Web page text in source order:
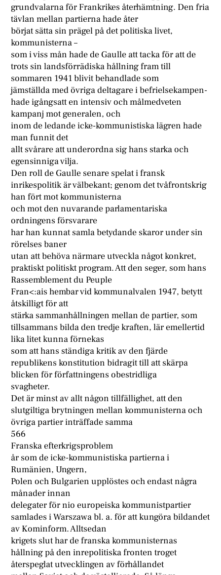
grundvalarna för Frankrikes återhämtning. Den fria
tävlan mellan partierna hade åter
börjat sätta sin prägel på det politiska livet,
kommunisterna –
som i viss mån hade de Gaulle att tacka för att de
trots sin landsförrädiska hållning fram till
sommaren 1941 blivit behandlade som
jämställda med övriga deltagare i befrielsekampen-
hade igångsatt en intensiv och målmedveten
kampanj mot generalen, och
inom de ledande icke-kommunistiska lägren hade
man funnit det
allt svårare att underordna sig hans starka och
egensinniga vilja.
Den roll de Gaulle senare spelat i fransk
inrikespolitik är välbekant; genom det tvåfrontskrig
han fört mot kommunisterna
och mot den nuvarande parlamentariska
ordningens försvarare
har han kunnat samla betydande skaror under sin
rörelses baner
utan att behöva närmare utveckla något konkret,
praktiskt politiskt program. Att den seger, som hans
Rassemblement du Peuple
Fran<:ais hembar vid kommunalvalen 1947, betytt
åtskilligt för att
stärka sammanhållningen mellan de partier, som
tillsammans bilda den tredje kraften, lär emellertid
lika litet kunna förnekas
som att hans ständiga kritik av den fjärde
republikens konstitution bidragit till att skärpa
blicken för författningens obestridliga
svagheter.
Det är minst av allt någon tillfällighet, att den
slutgiltiga brytningen mellan kommunisterna och
övriga partier inträffade samma
566
Franska efterkrigsproblem
år som de icke-kommunistiska partierna i
Rumänien, Ungern,
Polen och Bulgarien upplöstes och endast några
månader innan
delegater för nio europeiska kommunistpartier
samlades i Warszawa bl. a. för att kungöra bildandet
av Kominform. Alltsedan
krigets slut har de franska kommunisternas
hållning på den inrepolitiska fronten troget
återspeglat utvecklingen av förhållandet